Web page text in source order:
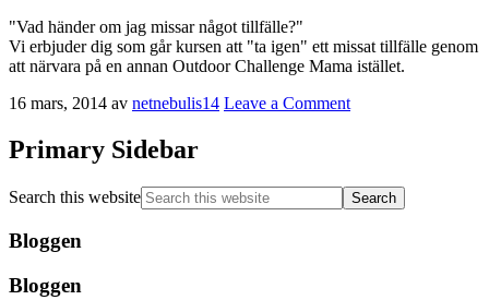
"Vad händer om jag missar något tillfälle?"
Vi erbjuder dig som går kursen att "ta igen" ett missat tillfälle genom
att närvara på en annan Outdoor Challenge Mama istället.
16 mars, 2014 av netnebulis14 Leave a Comment
Primary Sidebar
Search this website
Bloggen
Bloggen